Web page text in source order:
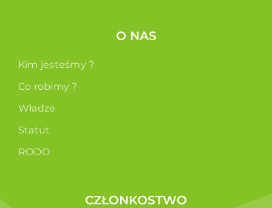
O NAS
Kim jesteśmy ?
Co robimy ?
Władze
Statut
RODO
CZŁONKOSTWO